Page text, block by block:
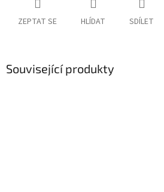
ZEPTAT SE HLÍDAT SDÍLET
Související produkty